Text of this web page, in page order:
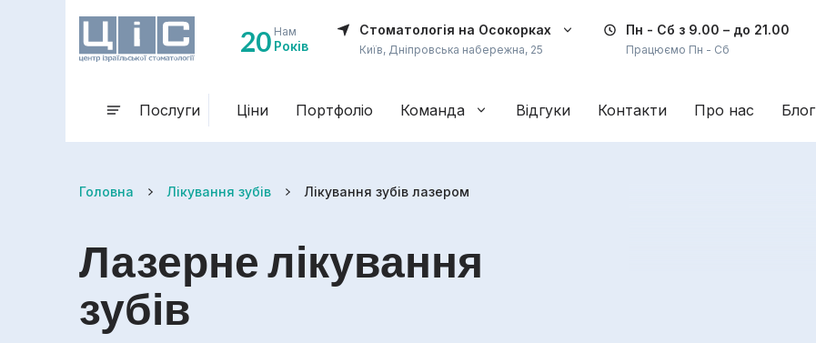
20 Нам
Років
Стоматологія на Осокорках
Київ, Дніпровська набережна, 25
Пн - Сб з 9.00 – до 21.00
Працюємо Пн - Сб
Послуги Ціни Портфоліо Команда Відгуки Контакти Про нас Блог
Головна Лікування зубів Лікування зубів лазером
Лазерне лікування
зубів